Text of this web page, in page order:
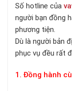
Số hotline của
người bạn đồng
phương tiện.
Dù là người bản
phục vụ đều rất
1. Đồng hành